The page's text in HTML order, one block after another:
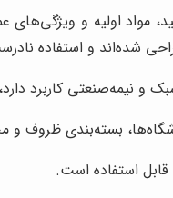
مواد اولیه و
شده‌اند و استفاده
و نیمه‌صنعتی کاربرد
بسته‌بندی ظروف
استفاده است.